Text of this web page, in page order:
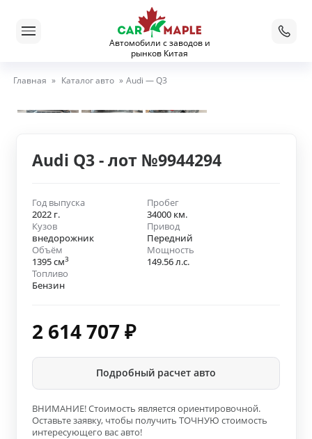
Автомобили с заводов и
рынков Китая
Главная » Каталог авто » Audi — Q3
Audi Q3 - лот №9944294
Год выпуска
2022 г.
Пробег
34000 км.
Кузов
внедорожник
Привод
Передний
Объём
1395 см3
Мощность
149.56 л.с.
Топливо
Бензин
2 614 707 ₽
Подробный расчет авто
ВНИМАНИЕ! Стоимость является ориентировочной.
Оставьте заявку, чтобы получить ТОЧНУЮ стоимость
интересующего вас авто!